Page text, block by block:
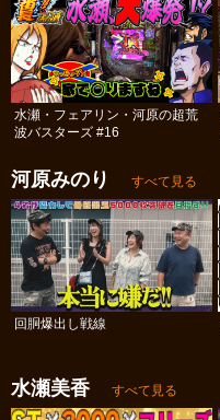
水瀬・フェアリン・河原の超荒
波バスターズ #16
河原みのり すべて見る
回胴爆出し戦線
水瀬美香 すべて見る